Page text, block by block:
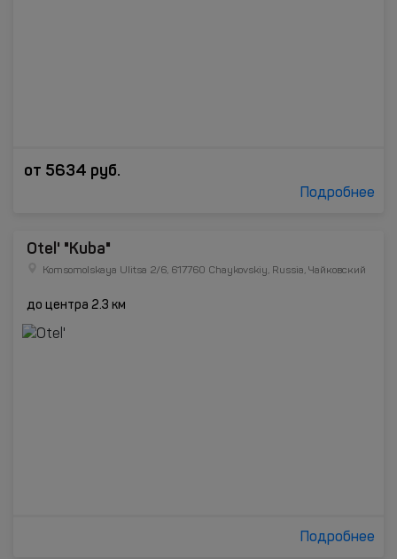
от 5634 руб.
Подробнее
Otel' "Kuba"
Komsomolskaya Ulitsa 2/6, 617760 Chaykovskiy, Russia, Чайковский
до центра 2.3 км
Подробнее